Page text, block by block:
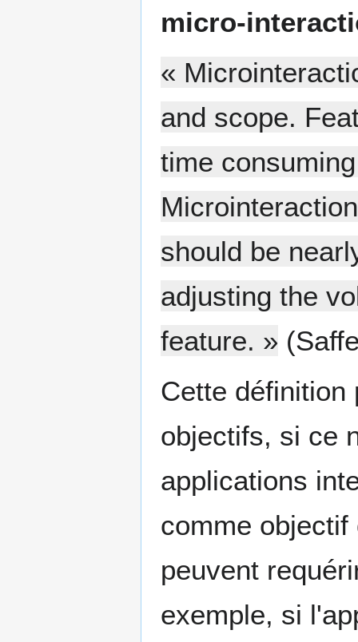
micro-
«
and scope.
time
should be
adjusting the
feature. »
Cette définition
objectifs, si ce
applications
comme
peuvent
exemple, si